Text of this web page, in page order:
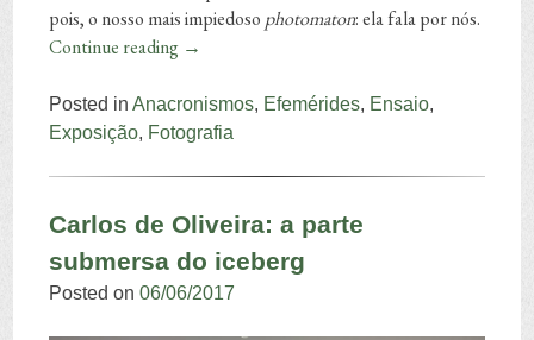
pois, o nosso mais impiedoso photomaton: ela fala por nós.
Continue reading →
Posted inAnacronismos, Efemérides, Ensaio,
Exposição, Fotografia
Carlos de Oliveira: a parte
submersa do iceberg
Posted on06/06/2017